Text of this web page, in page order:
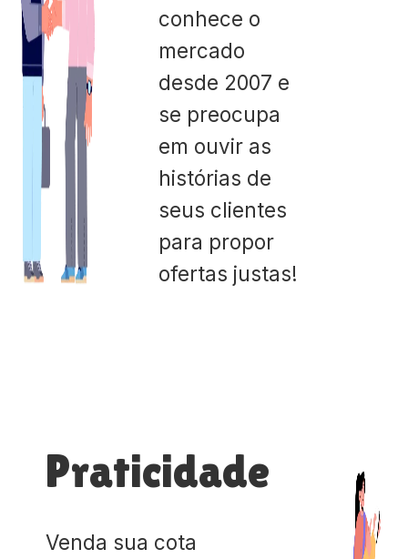
conhece o
mercado
desde 2007 e
se preocupa
em ouvir as
histórias de
seus clientes
para propor
ofertas justas!
Praticidade
Venda sua cota